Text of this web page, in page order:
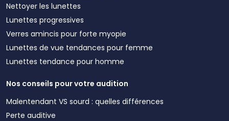
Nettoyer les lunettes
Lunettes progressives
Verres amincis pour forte myopie
Lunettes de vue tendances pour femme
Lunettes tendance pour homme
Nos conseils pour votre audition
Malentendant VS sourd : quelles différences
Perte auditive